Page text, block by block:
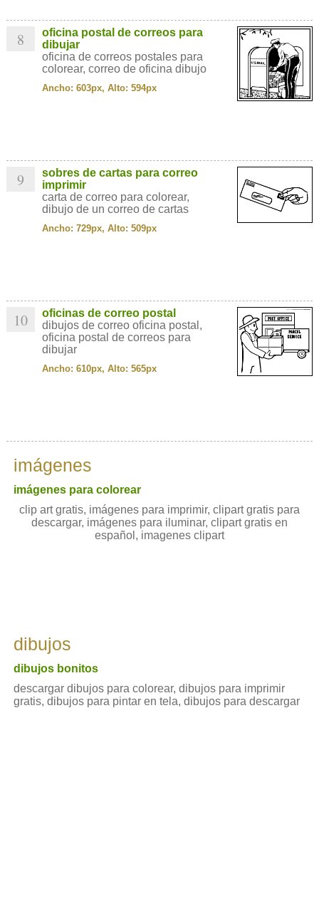
8
oficina postal de correos para
dibujar
oficina de correos postales para
colorear, correo de oficina dibujo
Ancho: 603px, Alto: 594px
9
sobres de cartas para correo
imprimir
carta de correo para colorear,
dibujo de un correo de cartas
Ancho: 729px, Alto: 509px
10
oficinas de correo postal
dibujos de correo oficina postal,
oficina postal de correos para
dibujar
Ancho: 610px, Alto: 565px
imágenes
imágenes para colorear
clip art gratis, imágenes para imprimir, clipart gratis para
descargar, imágenes para iluminar, clipart gratis en
español, imagenes clipart
dibujos
dibujos bonitos
descargar dibujos para colorear, dibujos para imprimir
gratis, dibujos para pintar en tela, dibujos para descargar